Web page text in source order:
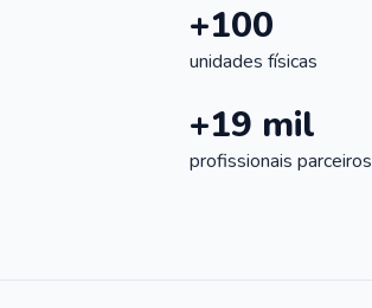
+100
unidades físicas
+19 mil
profissionais parceiros